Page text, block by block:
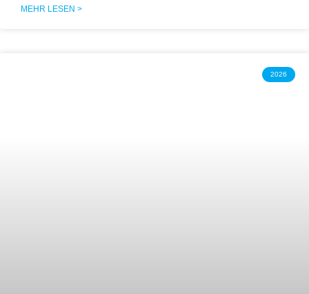
MEHR LESEN >
2026